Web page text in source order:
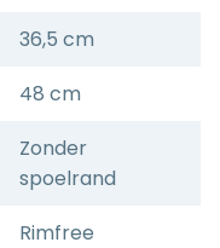
36,5 cm
48 cm
Zonder
spoelrand
Rimfree